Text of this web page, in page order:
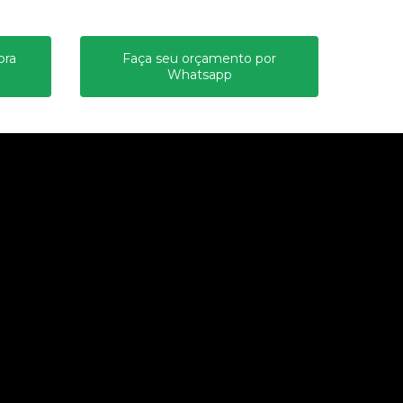
Faça seu orçamento por
Whatsapp